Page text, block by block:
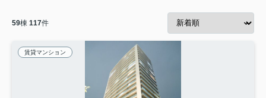
59棟 117件
賃貸マンション